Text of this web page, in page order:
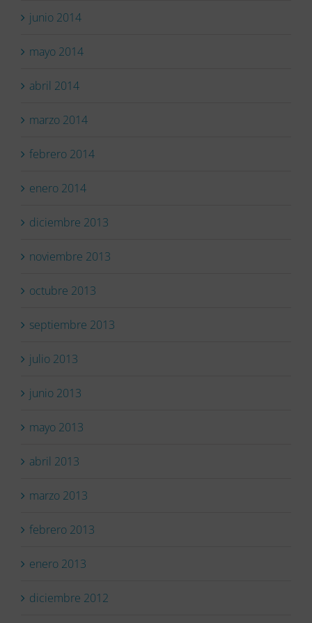
junio 2014
mayo 2014
abril 2014
marzo 2014
febrero 2014
enero 2014
diciembre 2013
noviembre 2013
octubre 2013
septiembre 2013
julio 2013
junio 2013
mayo 2013
abril 2013
marzo 2013
febrero 2013
enero 2013
diciembre 2012